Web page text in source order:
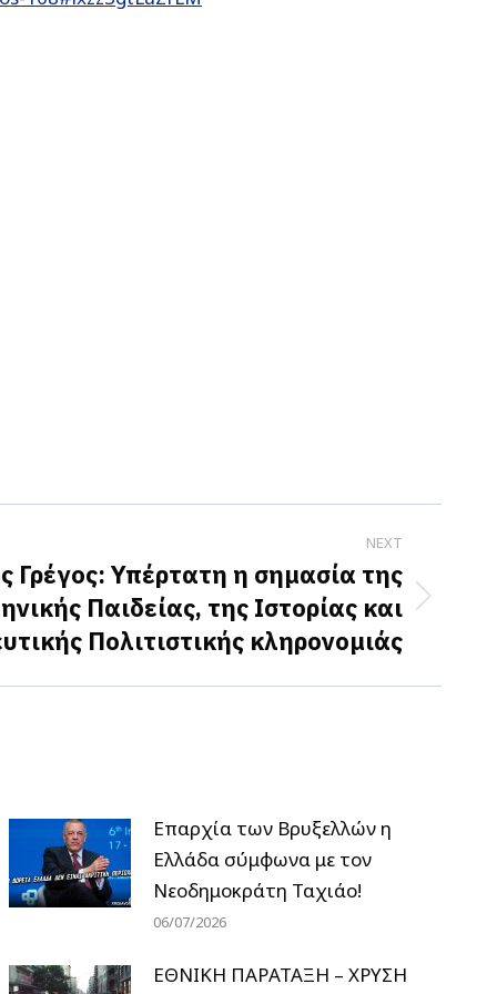
NEXT
Γρέγος: Υπέρτατη η σημασία της
Παιδείας, της Ιστορίας και
Πολιτιστικής κληρονομιάς
Επαρχία των Βρυξελλών η
Ελλάδα σύμφωνα με τον
Νεοδημοκράτη Ταχιάο!
06/07/2026
ΕΘΝΙΚΗ ΠΑΡΑΤΑΞΗ – ΧΡΥΣΗ